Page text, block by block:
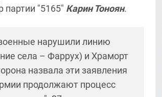
партии "5165" Карин Тоноян.
нарушили линию
села – Фаррух) и Храморт
назвала эти заявления
продолжают процесс